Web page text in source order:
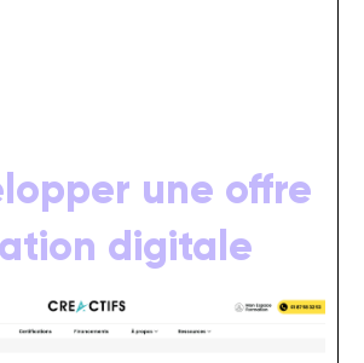
une offre
digitale